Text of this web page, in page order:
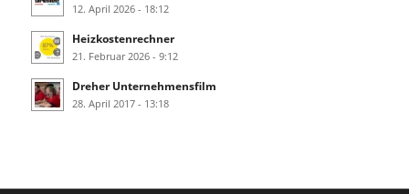
12. April 2026 - 18:12
Heizkostenrechner
21. Februar 2026 - 9:12
Dreher Unternehmensfilm
28. April 2017 - 13:18